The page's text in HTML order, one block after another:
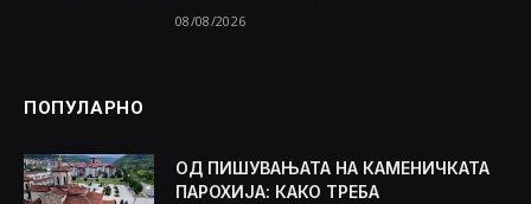
08/08/2026
ПОПУЛАРНО
ОД ПИШУВАЊАТА НА КАМЕНИЧКАТА
ПАРОХИЈА: КАКО ТРЕБА